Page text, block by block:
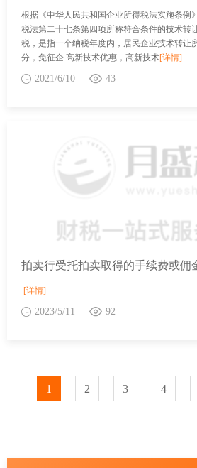
根据《中华人民共和国企业所得税法实施条例
税法第二十七条第四项所称符合条件的技术转
税，是指一个纳税年度内，居民企业技术转让
分，免征企 高新技术优惠，高新技术[详情]
2021/6/10 43
[详情]
2023/5/11 92
1 2 3 4